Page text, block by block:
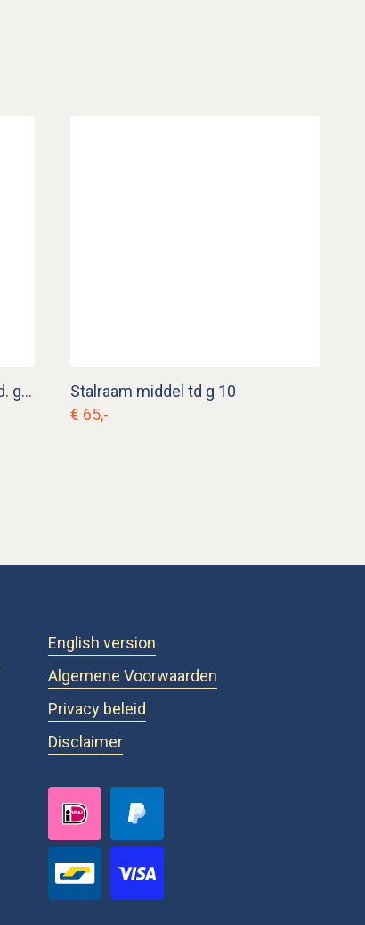
Muurornament met bloemen td. g 26
Stalraam middel td g 10
€ 65,-
English version
Algemene Voorwaarden
Privacy beleid
Disclaimer